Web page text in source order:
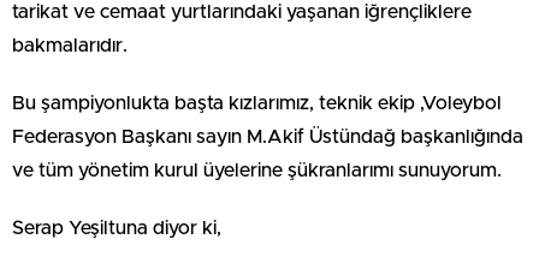
tarikat ve cemaat yurtlarındaki yaşanan iğrençliklere
bakmalarıdır.
Bu şampiyonlukta başta kızlarımız, teknik ekip ,Voleybol
Federasyon Başkanı sayın M.Akif Üstündağ başkanlığında
ve tüm yönetim kurul üyelerine şükranlarımı sunuyorum.
Serap Yeşiltuna diyor ki,